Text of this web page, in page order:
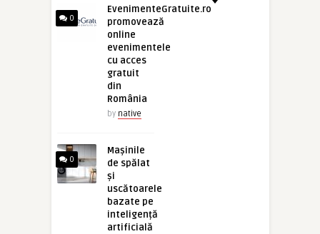
0
EvenimenteGratuite.ro
promovează
online
evenimentele
cu acces
gratuit
din
România
by native
0
Mașinile
de spălat
și
uscătoarele
bazate pe
inteligență
artificială